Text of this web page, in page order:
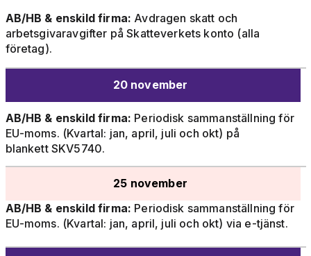
AB/HB & enskild firma: Avdragen skatt och
arbetsgivaravgifter på Skatteverkets konto (alla
företag).
20 november
AB/HB & enskild firma: Periodisk sammanställning för
EU-moms. (Kvartal: jan, april, juli och okt) på
blankett SKV5740.
25 november
AB/HB & enskild firma: Periodisk sammanställning för
EU-moms. (Kvartal: jan, april, juli och okt) via e-tjänst.